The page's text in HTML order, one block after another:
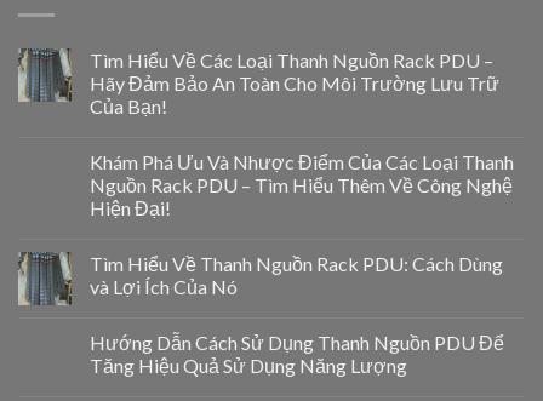
Tìm Hiểu Về Các Loại Thanh Nguồn Rack PDU –
Hãy Đảm Bảo An Toàn Cho Môi Trường Lưu Trữ
Của Bạn!
Khám Phá Ưu Và Nhược Điểm Của Các Loại Thanh
Nguồn Rack PDU – Tìm Hiểu Thêm Về Công Nghệ
Hiện Đại!
Tìm Hiểu Về Thanh Nguồn Rack PDU: Cách Dùng
và Lợi Ích Của Nó
Hướng Dẫn Cách Sử Dụng Thanh Nguồn PDU Để
Tăng Hiệu Quả Sử Dụng Năng Lượng